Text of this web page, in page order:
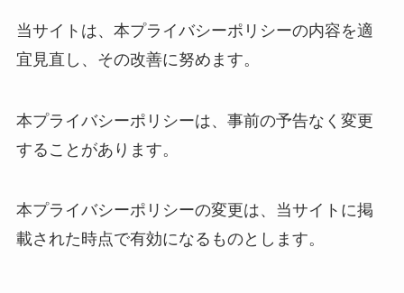
当サイトは、本プライバシーポリシーの内容を適
宜見直し、その改善に努めます。
本プライバシーポリシーは、事前の予告なく変更
することがあります。
本プライバシーポリシーの変更は、当サイトに掲
載された時点で有効になるものとします。